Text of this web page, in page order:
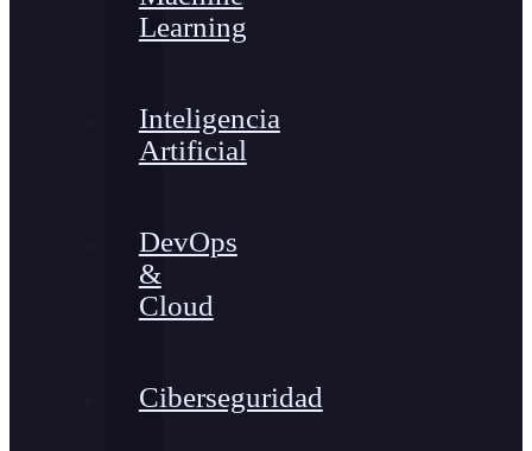
Learning
Inteligencia
Artificial
DevOps
&
Cloud
Ciberseguridad